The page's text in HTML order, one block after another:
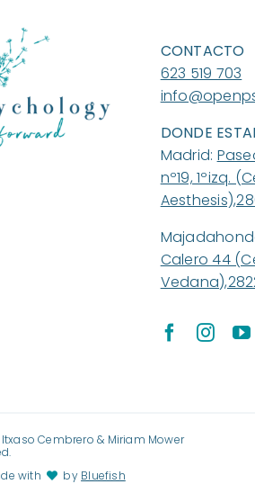
CONTACTO
623 519 703
DONDE
Madrid:
nº19, 1ºizq.
Calero 44
Cembrero & Miriam Mower
with
by Bluefish